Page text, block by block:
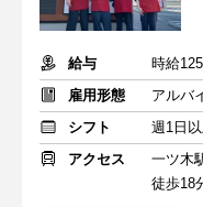
給与
時給
雇用形態
アルバ
シフト
週1日
アクセス
一ツ木
徒歩18